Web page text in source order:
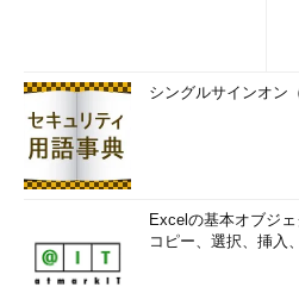
シングルサインオン
Excelの基本オブジ
コピー、選択、挿入